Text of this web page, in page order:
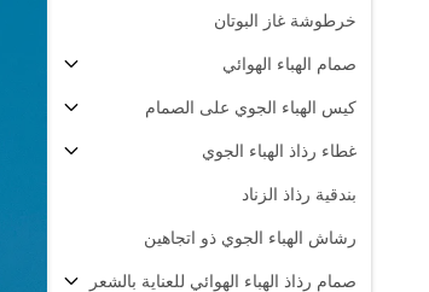
خرطوشة غاز البوتان
صمام الهباء الهوائي
كيس الهباء الجوي على الصمام
غطاء رذاذ الهباء الجوي
بندقية رذاذ الزناد
رشاش الهباء الجوي ذو اتجاهين
صمام رذاذ الهباء الهوائي للعناية بالشعر